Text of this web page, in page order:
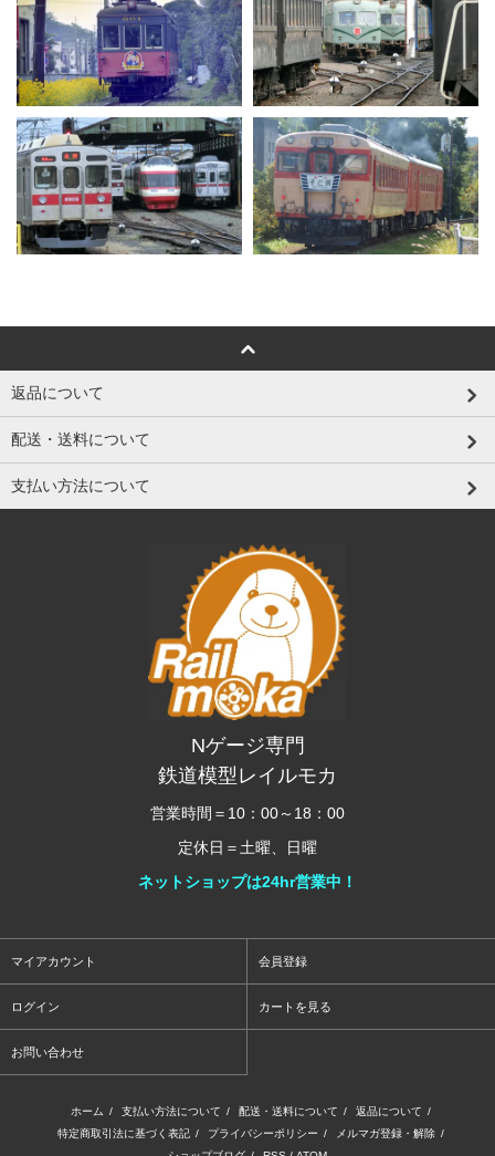
返品について
配送・送料について
支払い方法について
Nゲージ専門
鉄道模型レイルモカ
営業時間＝10：00～18：00
定休日＝土曜、日曜
ネットショップは24hr営業中！
マイアカウント 会員登録
ログイン カートを見る
お問い合わせ
ホーム / 支払い方法について / 配送・送料について / 返品について /
特定商取引法に基づく表記 / プライバシーポリシー / メルマガ登録・解除 /